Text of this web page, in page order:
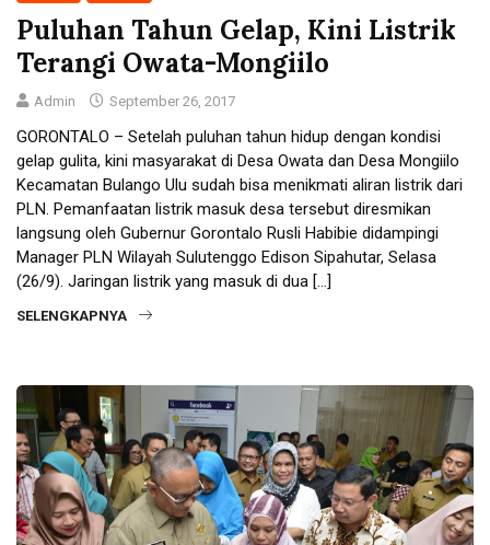
Puluhan Tahun Gelap, Kini Listrik
Terangi Owata-Mongiilo
Admin September 26, 2017
GORONTALO – Setelah puluhan tahun hidup dengan kondisi
gelap gulita, kini masyarakat di Desa Owata dan Desa Mongiilo
Kecamatan Bulango Ulu sudah bisa menikmati aliran listrik dari
PLN. Pemanfaatan listrik masuk desa tersebut diresmikan
langsung oleh Gubernur Gorontalo Rusli Habibie didampingi
Manager PLN Wilayah Sulutenggo Edison Sipahutar, Selasa
(26/9). Jaringan listrik yang masuk di dua […]
SELENGKAPNYA